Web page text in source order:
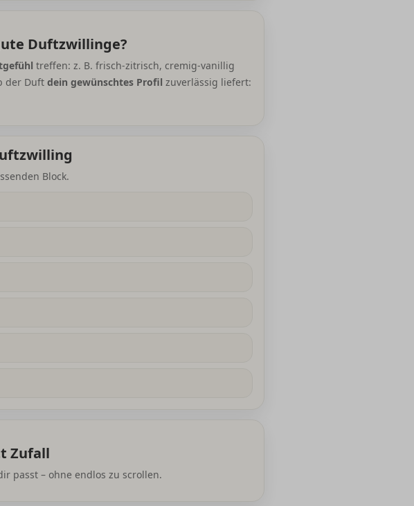
Duftzwillinge?
treffen: z. B. frisch-zitrisch, cremig-vanillig
der Duft dein gewünschtes Profil zuverlässig liefert:
Block.
Zufall
passt – ohne endlos zu scrollen.